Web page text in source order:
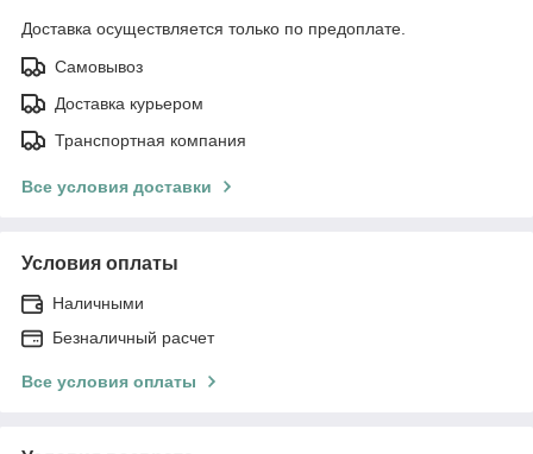
Доставка осуществляется только по предоплате.
Самовывоз
Доставка курьером
Транспортная компания
Все условия доставки
Условия оплаты
Наличными
Безналичный расчет
Все условия оплаты